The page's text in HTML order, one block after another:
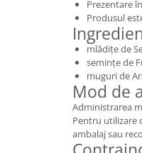
Prezentare
Produsul
mlădițe de
semințe de
muguri de
Mod de
Administrarea
Pentru utilizare
ambalaj sau